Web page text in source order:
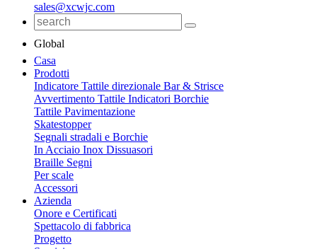
sales@xcwjc.com
Global
Casa
Prodotti
Indicatore Tattile direzionale Bar & Strisce
Avvertimento Tattile Indicatori Borchie
Tattile Pavimentazione
Skatestopper
Segnali stradali e Borchie
In Acciaio Inox Dissuasori
Braille Segni
Per scale
Accessori
Azienda
Onore e Certificati
Spettacolo di fabbrica
Progetto